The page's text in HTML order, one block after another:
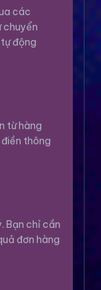
các
chuyển
tự động
từ hàng
điền thông
Bạn chỉ cần
đơn hàng